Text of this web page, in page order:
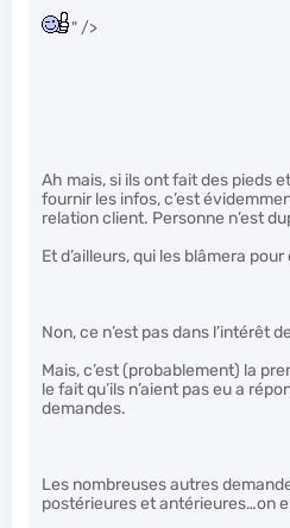
" />
Ah mais, si ils ont fait des pieds
fournir les infos, c’est
relation client. Personne n’est
Et d’ailleurs, qui les blâmera pour
Non, ce n’est pas dans l’intérêt
Mais, c’est (probablement) la
le fait qu’ils n’aient pas eu a
demandes.
Les nombreuses autres
postérieures et antérieures…on